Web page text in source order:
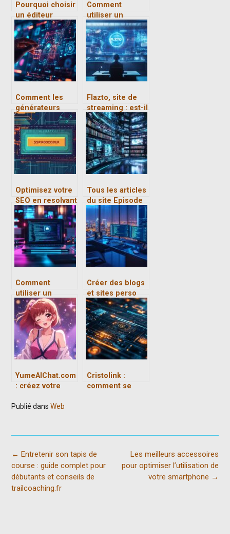
Pourquoi choisir
un éditeur
logiciel qualité
pour optimiser
votre gestion
ISO
Comment
utiliser un
chatbot IA gratuit
pour booster
votre contenu en
ligne
Comment les
générateurs
d’image
révolutionnent la
création
visuelle?
Flazto, site de
streaming : est-il
legal ? Les
risques
encourus par les
utilisateurs
Optimisez votre
SEO en resolvant
l’erreur
ERR_SSL_PROT
OCOL_ERROR
definitivement
Tous les articles
du site Episode
Serie : analyses
détaillées des
personnages qui
ont marqué les
séries
Comment
utiliser un
chatbot IA gratuit
et avancé en
français pour
améliorer votre
contenu en ligne
Créer des blogs
et sites perso
dédiés aux jeux
vidéo : guide
complet des
plateformes et
du marketing
YumeAIChat.com
: créez votre
anime idéal
Cristolink :
comment se
numériques
Publié dans Web
Post
navigation
Les meilleurs accessoires
pour optimiser l’utilisation de
votre smartphone →
← Entretenir son tapis de
course : guide complet pour
débutants et conseils de
trailcoaching.fr